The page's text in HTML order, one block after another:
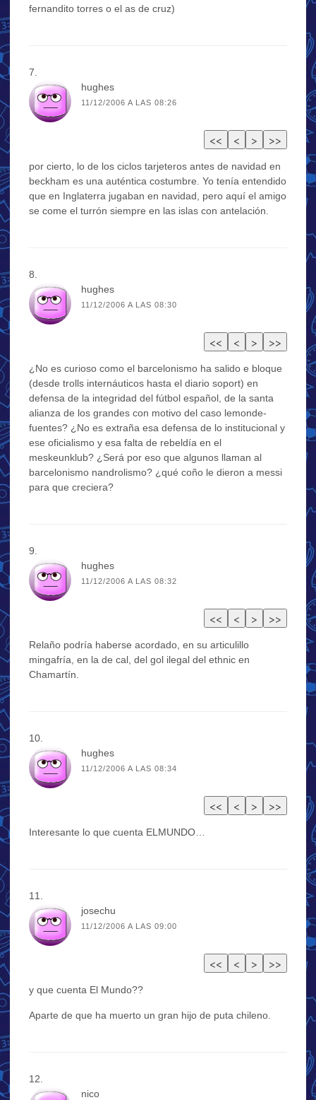
fernandito torres o el as de cruz)
hughes
11/12/2006 A LAS 08:26
por cierto, lo de los ciclos tarjeteros antes de navidad en
beckham es una auténtica costumbre. Yo tenía entendido
que en Inglaterra jugaban en navidad, pero aquí el amigo
se come el turrón siempre en las islas con antelación.
hughes
11/12/2006 A LAS 08:30
¿No es curioso como el barcelonismo ha salido e bloque
(desde trolls internáuticos hasta el diario soport) en
defensa de la integridad del fútbol español, de la santa
alianza de los grandes con motivo del caso lemonde-
fuentes? ¿No es extraña esa defensa de lo institucional y
ese oficialismo y esa falta de rebeldía en el
meskeunklub? ¿Será por eso que algunos llaman al
barcelonismo nandrolismo? ¿qué coño le dieron a messi
para que creciera?
hughes
11/12/2006 A LAS 08:32
Relaño podría haberse acordado, en su articulillo
mingafría, en la de cal, del gol ilegal del ethnic en
Chamartín.
hughes
11/12/2006 A LAS 08:34
Interesante lo que cuenta ELMUNDO…
josechu
11/12/2006 A LAS 09:00
y que cuenta El Mundo??
Aparte de que ha muerto un gran hijo de puta chileno.
nico